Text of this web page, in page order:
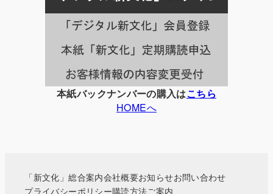
一
覧
本紙バックナンバーの購入はこちら
HOMEへ
「新文化」総合案内会社概要お知らせお問い合わせ
プライバシーポリシー購読方法ご案内